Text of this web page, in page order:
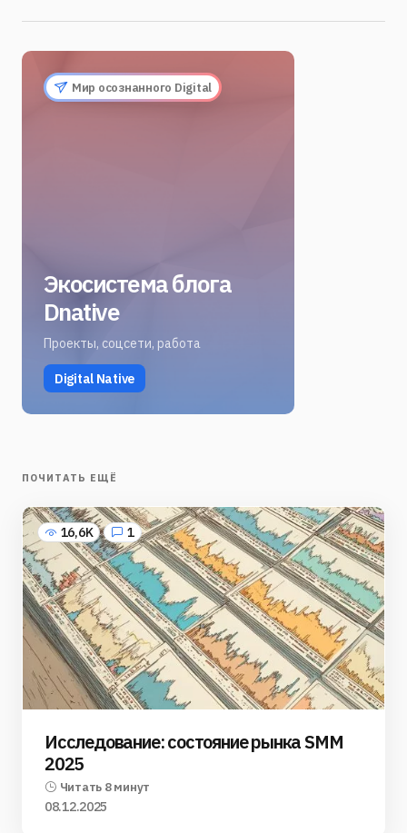
Мир осознанного Digital
Экосистема блога
Dnative
Проекты, соцсети, работа
Digital Native
ПОЧИТАТЬ ЕЩЁ
16,6K 1
Исследование: состояние рынка SMM
2025
Читать 8 минут
08.12.2025